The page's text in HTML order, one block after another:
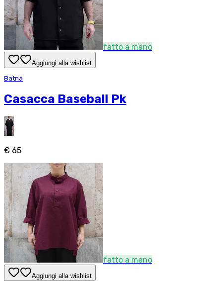
fatto a mano
Aggiungi alla wishlist
Batna
Casacca Baseball Pk
€ 65
fatto a mano
Aggiungi alla wishlist